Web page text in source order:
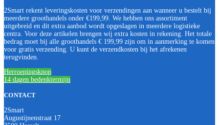
2Smart rekent leveringskosten voor verzendingen aan wanneer u bestelt bij
meerdere groothandels onder €199,99. We hebben ons assortiment
uitgebreid en dit extra aanbod wordt opgeslagen in meerdere logistieke
centra. Voor deze artikelen brengen wij extra kosten in rekening. Het totale
bedrag moet bij alle groothandels € 199,99 zijn om in aanmerking te komen
voor gratis verzending. U kunt de verzendkosten bij het afrekenen
terugvinden.
Herroepingsknop
14 dagen bedenktermijn
CONTACT
2Smart
Augustijnenstraat 17